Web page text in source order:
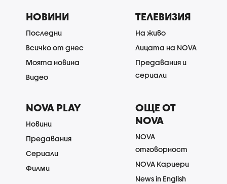
НОВИНИ
Последни
Всичко от днес
Моята новина
Видео
ТЕЛЕВИЗИЯ
На живо
Лицата на NOVA
Предавания и
сериали
NOVA PLAY
Новини
Предавания
Сериали
Филми
ОЩЕ ОТ
NOVA
NOVA
отговорност
NOVA Кариери
News in English